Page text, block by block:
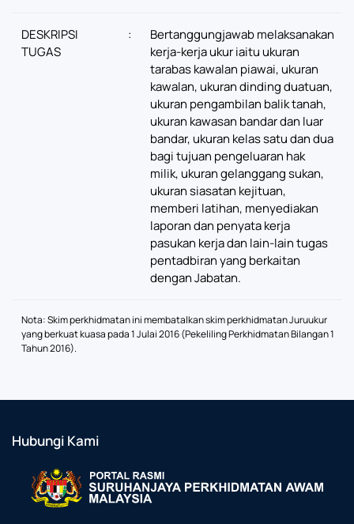
DESKRIPSI
TUGAS
:
Bertanggungjawab melaksanakan
kerja-kerja ukur iaitu ukuran
tarabas kawalan piawai, ukuran
kawalan, ukuran dinding duatuan,
ukuran pengambilan balik tanah,
ukuran kawasan bandar dan luar
bandar, ukuran kelas satu dan dua
bagi tujuan pengeluaran hak
milik, ukuran gelanggang sukan,
ukuran siasatan kejituan,
memberi latihan, menyediakan
laporan dan penyata kerja
pasukan kerja dan lain-lain tugas
pentadbiran yang berkaitan
dengan Jabatan.
Nota: Skim perkhidmatan ini membatalkan skim perkhidmatan Juruukur
yang berkuat kuasa pada 1 Julai 2016 (Pekeliling Perkhidmatan Bilangan 1
Tahun 2016).
Hubungi Kami